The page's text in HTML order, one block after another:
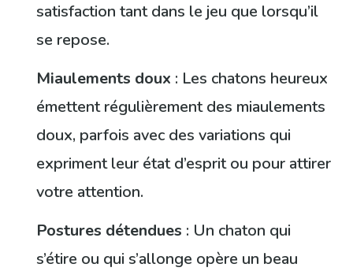
satisfaction tant dans le jeu que lorsqu’il
se repose.
Miaulements doux : Les chatons heureux
émettent régulièrement des miaulements
doux, parfois avec des variations qui
expriment leur état d’esprit ou pour attirer
votre attention.
Postures détendues : Un chaton qui
s’étire ou qui s’allonge opère un beau